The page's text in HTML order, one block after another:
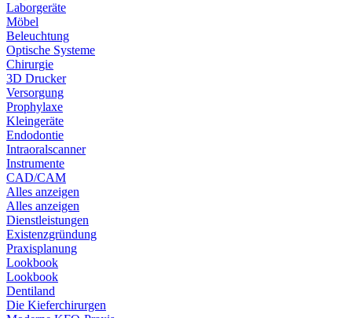
Laborgeräte
Möbel
Beleuchtung
Optische Systeme
Chirurgie
3D Drucker
Versorgung
Prophylaxe
Kleingeräte
Endodontie
Intraoralscanner
Instrumente
CAD/CAM
Alles anzeigen
Alles anzeigen
Dienstleistungen
Existenzgründung
Praxisplanung
Lookbook
Lookbook
Dentiland
Die Kieferchirurgen